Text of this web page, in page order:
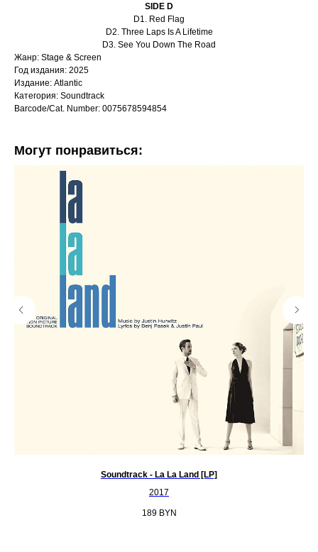
SIDE D
D1. Red Flag
D2. Three Laps Is A Lifetime
D3. See You Down The Road
Жанр: Stage & Screen
Год издания: 2025
Издание: Atlantic
Категория: Soundtrack
Barcode/Cat. Number: 0075678594854
Могут понравиться:
Soundtrack - La La Land [LP]
2017
189 BYN